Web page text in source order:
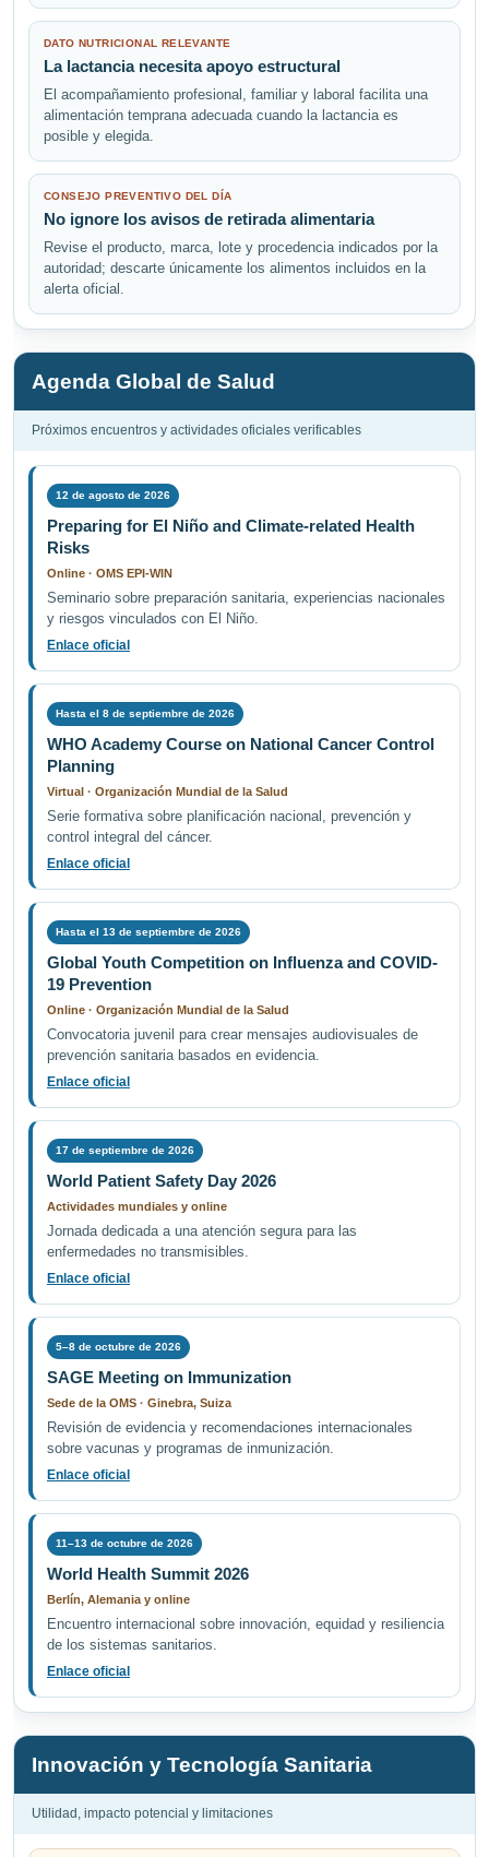
DATO NUTRICIONAL RELEVANTE
La lactancia necesita apoyo estructural
El acompañamiento profesional, familiar y laboral facilita una
alimentación temprana adecuada cuando la lactancia es
posible y elegida.
CONSEJO PREVENTIVO DEL DÍA
No ignore los avisos de retirada alimentaria
Revise el producto, marca, lote y procedencia indicados por la
autoridad; descarte únicamente los alimentos incluidos en la
alerta oficial.
Agenda Global de Salud
Próximos encuentros y actividades oficiales verificables
12 de agosto de 2026
Preparing for El Niño and Climate-related Health
Risks
Online · OMS EPI-WIN
Seminario sobre preparación sanitaria, experiencias nacionales
y riesgos vinculados con El Niño.
Enlace oficial
Hasta el 8 de septiembre de 2026
WHO Academy Course on National Cancer Control
Planning
Virtual · Organización Mundial de la Salud
Serie formativa sobre planificación nacional, prevención y
control integral del cáncer.
Enlace oficial
Hasta el 13 de septiembre de 2026
Global Youth Competition on Influenza and COVID-
19 Prevention
Online · Organización Mundial de la Salud
Convocatoria juvenil para crear mensajes audiovisuales de
prevención sanitaria basados en evidencia.
Enlace oficial
17 de septiembre de 2026
World Patient Safety Day 2026
Actividades mundiales y online
Jornada dedicada a una atención segura para las
enfermedades no transmisibles.
Enlace oficial
5–8 de octubre de 2026
SAGE Meeting on Immunization
Sede de la OMS · Ginebra, Suiza
Revisión de evidencia y recomendaciones internacionales
sobre vacunas y programas de inmunización.
Enlace oficial
11–13 de octubre de 2026
World Health Summit 2026
Berlín, Alemania y online
Encuentro internacional sobre innovación, equidad y resiliencia
de los sistemas sanitarios.
Enlace oficial
Innovación y Tecnología Sanitaria
Utilidad, impacto potencial y limitaciones